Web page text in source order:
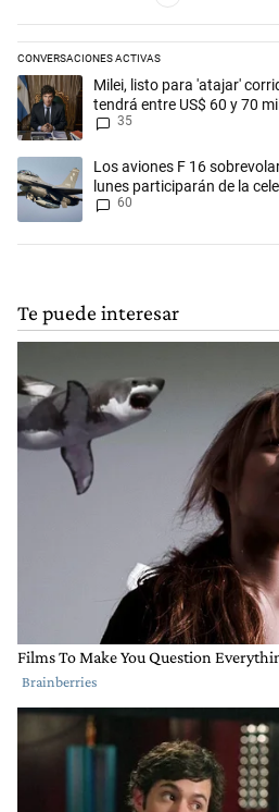
CONVERSACIONES ACTIVAS
Este listado muestra los artículos con
Un artículo de tendencia con el título
Milei, listo para 'atajar'
tendrá entre US$ 60 y 70
35
Un artículo de tendencia con el título
Los aviones F 16
lunes participarán de la
60